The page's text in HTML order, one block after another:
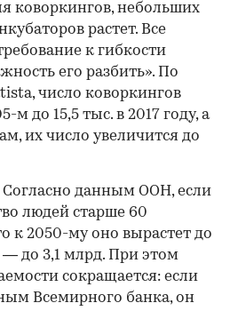
коворкингов, небольших
растет. Все
к гибкости
его разбить». По
число коворкингов
м до 15,5 тыс. в 2017 году, а
их число увеличится до
Согласно данным ООН, если
людей старше 60
к 2050-му оно вырастет до
— до 3,1 млрд. При этом
сокращается: если
Всемирного банка, он